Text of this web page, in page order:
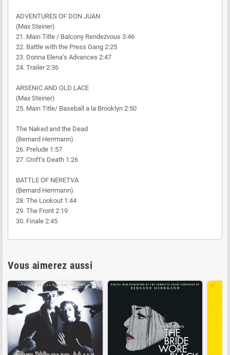
ADVENTURES OF DON JUAN
(Max Steiner)
21. Main Title / Balcony Rendezvous 3:46
22. Battle with the Press Gang 2:25
23. Donna Elena’s Advances 2:47
24. Trailer 2:36
ARSENIC AND OLD LACE
(Max Steiner)
25. Main Title/ Baseball a la Brooklyn 2:50
The Naked and the Dead
(Bernard Herrmann)
26. Prelude 1:57
27. Croft’s Death 1:26
BATTLE OF NERETVA
(Bernard Herrmann)
28. The Lookout 1:44
29. The Front 2:19
30. Finale 2:45
Vous aimerez aussi